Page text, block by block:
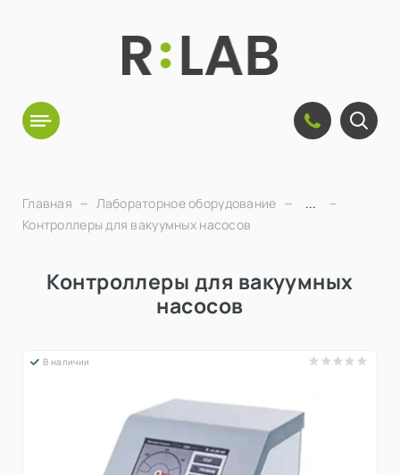
Главная Лабораторное оборудование
...
Контроллеры для вакуумных насосов
Контроллеры для вакуумных
насосов
В наличии